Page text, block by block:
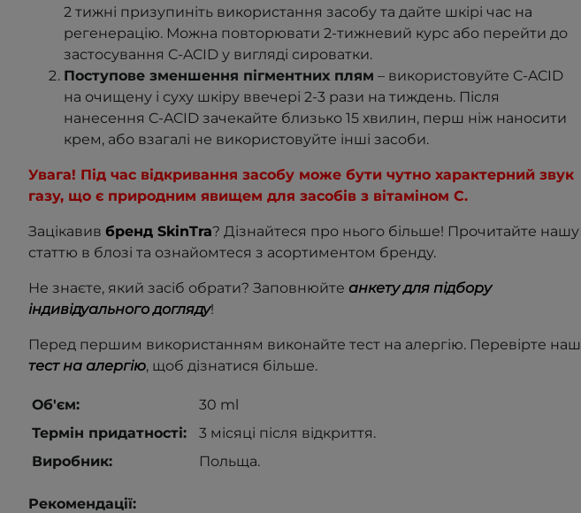
2 тижні призупиніть використання засобу та дайте шкірі час на
регенерацію. Можна повторювати 2-тижневий курс або перейти до
застосування C-ACID у вигляді сироватки.
Поступове зменшення пігментних плям – використовуйте C-ACID
на очищену і суху шкіру ввечері 2-3 рази на тиждень. Після
нанесення C-ACID зачекайте близько 15 хвилин, перш ніж наносити
крем, або взагалі не використовуйте інші засоби.
Увага! Під час відкривання засобу може бути чутно характерний звук
газу, що є природним явищем для засобів з вітаміном С.
Зацікавив бренд SkinTra? Дізнайтеся про нього більше! Прочитайте нашу
статтю в блозі та ознайомтеся з асортиментом бренду.
Не знаєте, який засіб обрати? Заповнюйте анкету для підбору
індивідуального догляду!
Перед першим використанням виконайте тест на алергію. Перевірте наш
тест на алергію, щоб дізнатися більше.
Об'єм:
30 ml
Термін придатності:
3 місяці після відкриття.
Виробник:
Польща.
Рекомендації: